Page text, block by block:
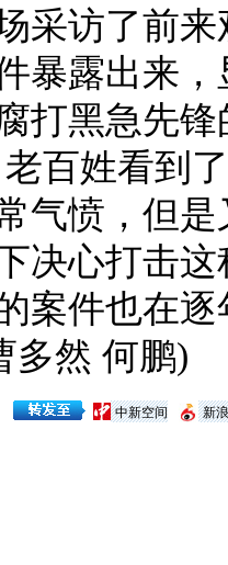
访了前来
暴露出来
打黑急先
姓看到了
气愤，但
决心打击
案件也在
多然 何鹏)
新
中新空间